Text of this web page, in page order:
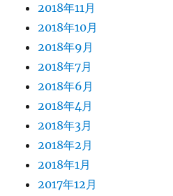
2018年11月
2018年10月
2018年9月
2018年7月
2018年6月
2018年4月
2018年3月
2018年2月
2018年1月
2017年12月